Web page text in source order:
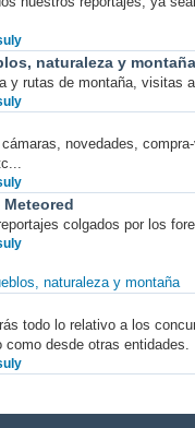
naturaleza y montaña
y rutas de montaña, visitas
novedades,
colgados por los
naturaleza y montaña
todo lo relativo a los
desde otras entidades.